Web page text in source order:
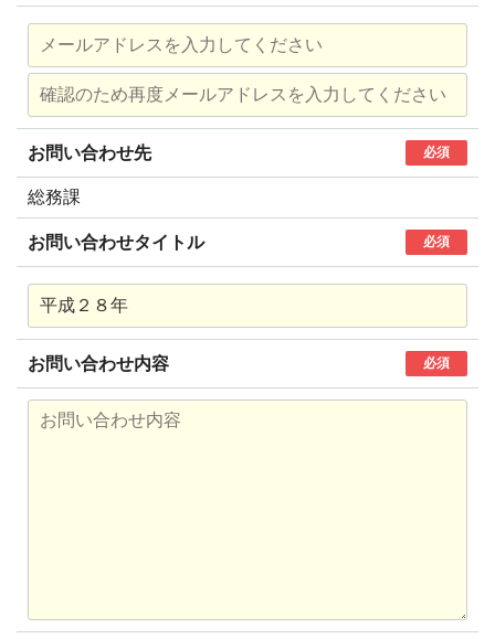
お問い合わせ先 必須
総務課
お問い合わせタイトル 必須
お問い合わせ内容 必須